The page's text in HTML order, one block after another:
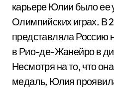
карьере Юлии было ее
Олимпийских играх. В
представляла Россию
в Рио-де-Жанейро в
Несмотря на то, что
медаль, Юлия